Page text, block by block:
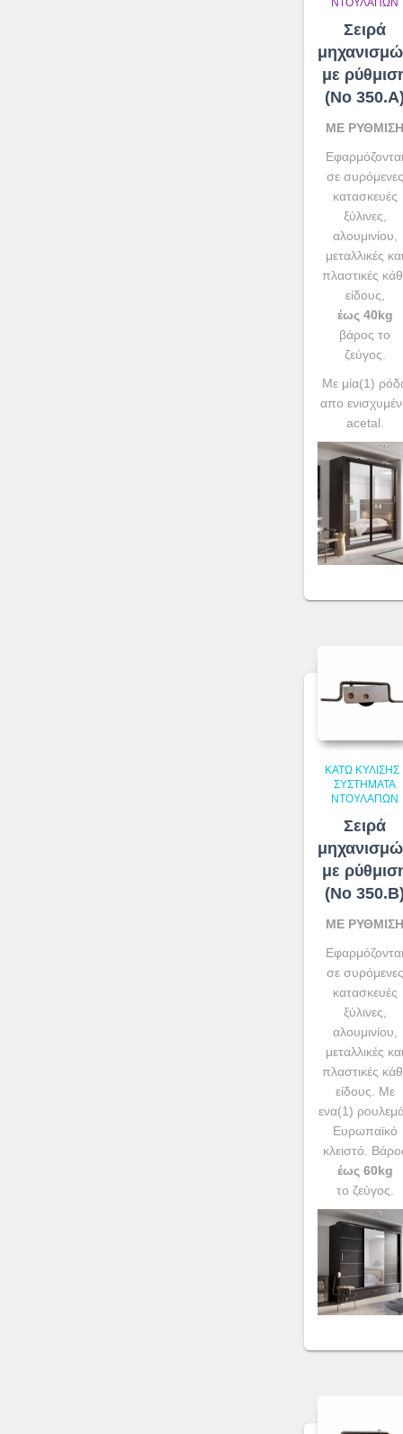
ΝΤΟΥΛΑΠΏΝ
Σειρά
με
(No
ΜΕ ΡΥΘΜΙΣΗ
Εφαρμόζονται
σε συρόμενες
κατασκευές
ξύλινες,
αλουμινίου,
μεταλλικές και
πλαστικές
είδους,
έως 40kg
βάρος το
ζεύγος.
Με μία(1)
απο
acetal.
ΚΆΤΩ ΚΎΛΙΣΗΣ
ΣΥΣΤΉΜΑΤΑ
ΝΤΟΥΛΑΠΏΝ
Σειρά
με
(No
ΜΕ ΡΥΘΜΙΣΗ
Εφαρμόζονται
σε συρόμενες
κατασκευές
ξύλινες,
αλουμινίου,
μεταλλικές και
πλαστικές
είδους. Με
ενα(1)
Ευρωπαϊκό
κλειστό.
έως 60kg
το ζεύγος.